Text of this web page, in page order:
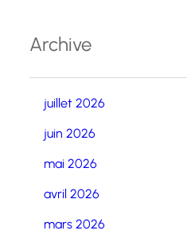
Archive
juillet 2026
juin 2026
mai 2026
avril 2026
mars 2026